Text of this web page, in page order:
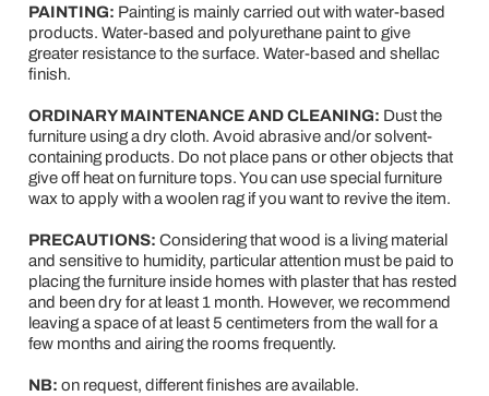
PAINTING: Painting is mainly carried out with water-based
products. Water-based and polyurethane paint to give
greater resistance to the surface. Water-based and shellac
finish.
ORDINARY MAINTENANCE AND CLEANING: Dust the
furniture using a dry cloth. Avoid abrasive and/or solvent-
containing products. Do not place pans or other objects that
give off heat on furniture tops. You can use special furniture
wax to apply with a woolen rag if you want to revive the item.
PRECAUTIONS: Considering that wood is a living material
and sensitive to humidity, particular attention must be paid to
placing the furniture inside homes with plaster that has rested
and been dry for at least 1 month. However, we recommend
leaving a space of at least 5 centimeters from the wall for a
few months and airing the rooms frequently.
NB: on request, different finishes are available.